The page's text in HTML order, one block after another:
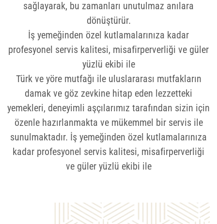
sağlayarak, bu zamanları unutulmaz anılara
dönüştürür.
İş yemeğinden özel kutlamalarınıza kadar
profesyonel servis kalitesi, misafirperverliği ve güler
yüzlü ekibi ile
Türk ve yöre mutfağı ile uluslararası mutfakların
damak ve göz zevkine hitap eden lezzetteki
yemekleri, deneyimli aşçılarımız tarafından sizin için
özenle hazırlanmakta ve mükemmel bir servis ile
sunulmaktadır. İş yemeğinden özel kutlamalarınıza
kadar profesyonel servis kalitesi, misafirperverliği
ve güler yüzlü ekibi ile